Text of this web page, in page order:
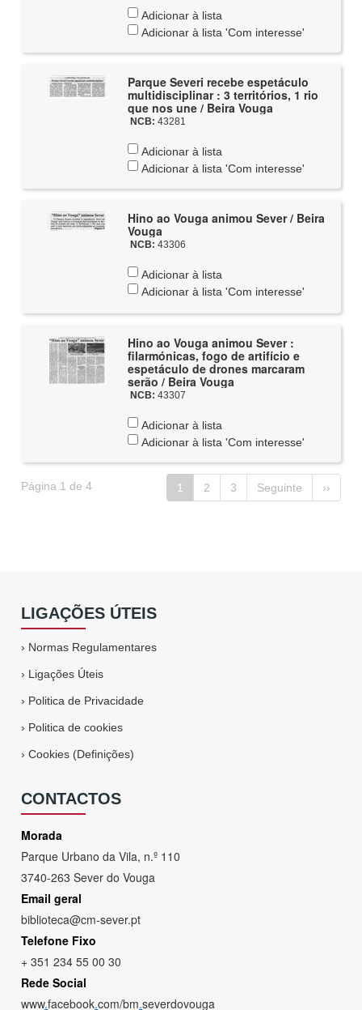
Adicionar à lista
Adicionar à lista 'Com interesse'
Parque Severi recebe espetáculo
multidisciplinar : 3 territórios, 1 rio
que nos une / Beira Vouga
NCB: 43281
Adicionar à lista
Adicionar à lista 'Com interesse'
Hino ao Vouga animou Sever / Beira
Vouga
NCB: 43306
Adicionar à lista
Adicionar à lista 'Com interesse'
Hino ao Vouga animou Sever :
filarmónicas, fogo de artifício e
espetáculo de drones marcaram
serão / Beira Vouga
NCB: 43307
Adicionar à lista
Adicionar à lista 'Com interesse'
Página 1 de 4 1 2 3 Seguinte ››
LIGAÇÕES ÚTEIS
› Normas Regulamentares
› Ligações Úteis
› Politica de Privacidade
› Politica de cookies
›Cookies (Definições)
CONTACTOS
Morada
Parque Urbano da Vila, n.º 110
3740-263 Sever do Vouga
Email geral
biblioteca@cm-sever.pt
Telefone Fixo
+ 351 234 55 00 30
Rede Social
www.facebook.com/bm.severdovouga